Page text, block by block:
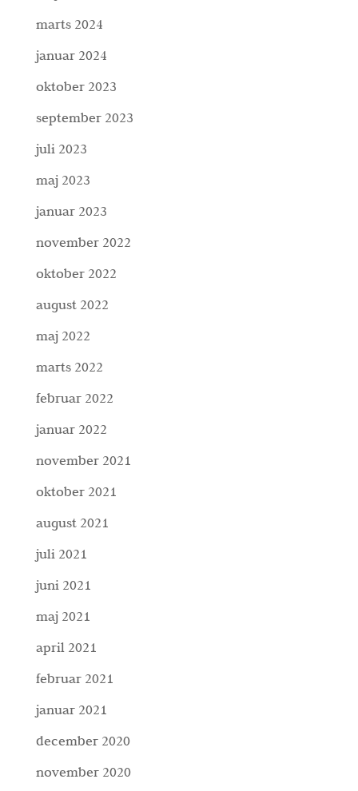
marts 2024
januar 2024
oktober 2023
september 2023
juli 2023
maj 2023
januar 2023
november 2022
oktober 2022
august 2022
maj 2022
marts 2022
februar 2022
januar 2022
november 2021
oktober 2021
august 2021
juli 2021
juni 2021
maj 2021
april 2021
februar 2021
januar 2021
december 2020
november 2020